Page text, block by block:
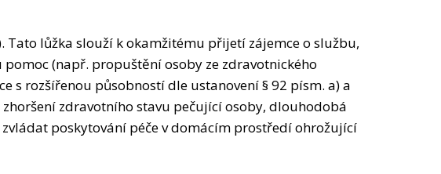
lůžka slouží k okamžitému přijetí zájemce o službu,
(např. propuštění osoby ze zdravotnického
s rozšířenou působností dle ustanovení § 92 písm. a) a
zdravotního stavu pečující osoby, dlouhodobá
poskytování péče v domácím prostředí ohrožující